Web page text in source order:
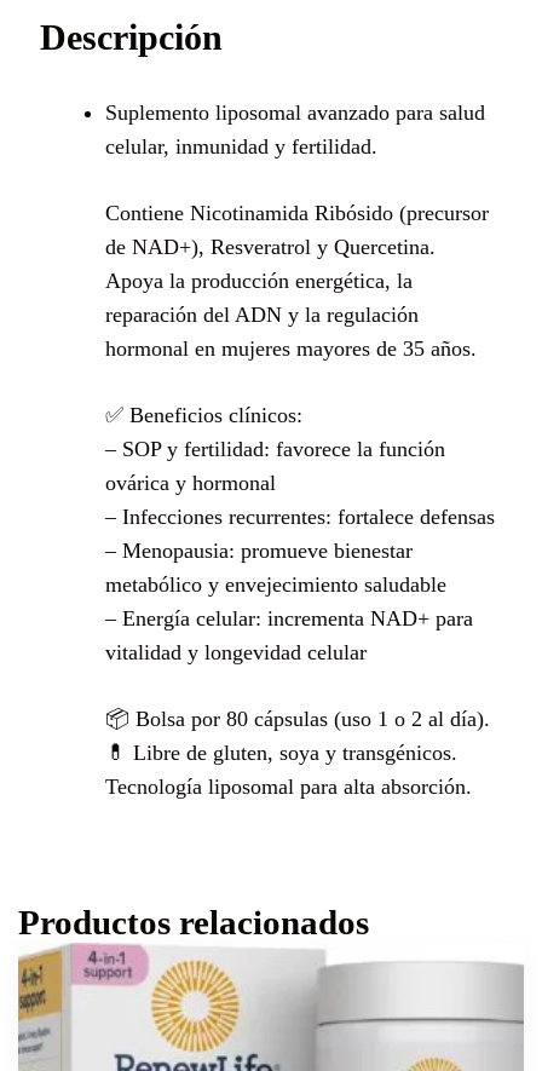
Descripción
Suplemento liposomal avanzado para salud
celular, inmunidad y fertilidad.
Contiene Nicotinamida Ribósido (precursor
de NAD+), Resveratrol y Quercetina.
Apoya la producción energética, la
reparación del ADN y la regulación
hormonal en mujeres mayores de 35 años.
✅ Beneficios clínicos:
– SOP y fertilidad: favorece la función
ovárica y hormonal
– Infecciones recurrentes: fortalece defensas
– Menopausia: promueve bienestar
metabólico y envejecimiento saludable
– Energía celular: incrementa NAD+ para
vitalidad y longevidad celular
📦 Bolsa por 80 cápsulas (uso 1 o 2 al día).
💊 Libre de gluten, soya y transgénicos.
Tecnología liposomal para alta absorción.
Productos relacionados